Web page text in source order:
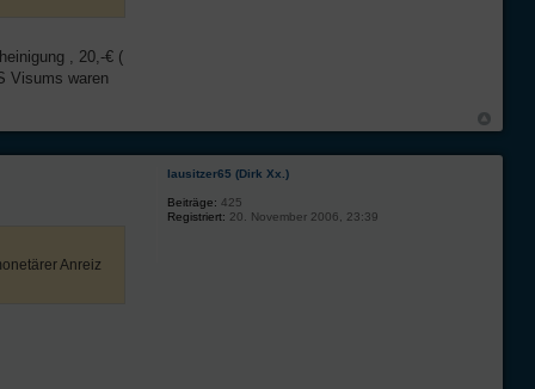
, 20,-€ (
Visums waren
Anreiz
lausitzer65 (Dirk Xx.)
Beiträge: 425
Registriert: 20. November 2006, 23:39